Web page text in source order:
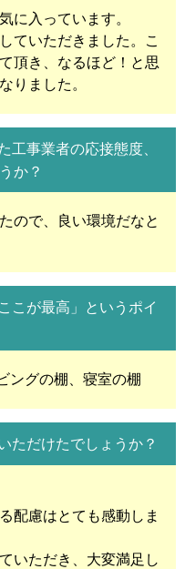
に入っています。
ていただきました。こ
頂き、なるほど！と思
りました。
工事業者の応接態度、
か？
ので、良い環境だなと
こが最高」というポイ
ングの棚、寝室の棚
ただけたでしょうか？
配慮はとても感動しま
いただき、大変満足し